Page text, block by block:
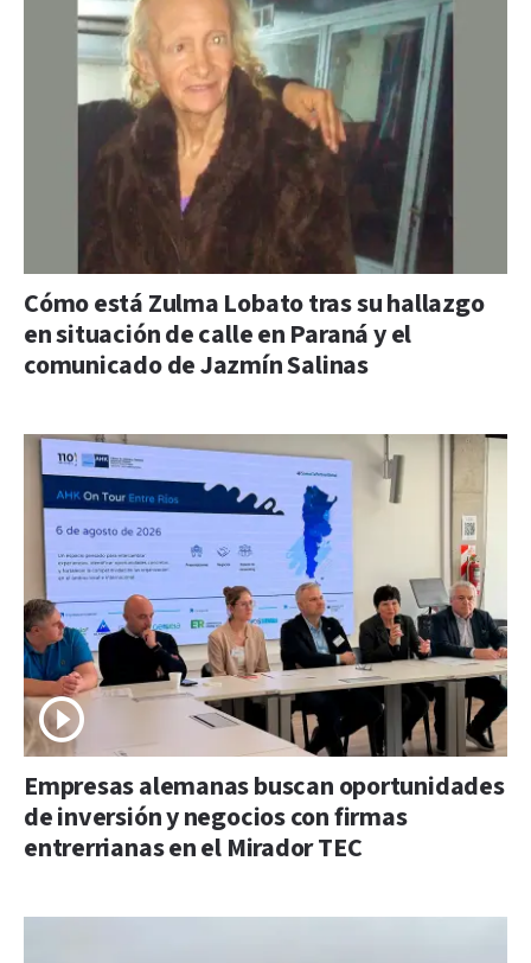
Cómo está Zulma Lobato tras su hallazgo
en situación de calle en Paraná y el
comunicado de Jazmín Salinas
Empresas alemanas buscan oportunidades
de inversión y negocios con firmas
entrerrianas en el Mirador TEC